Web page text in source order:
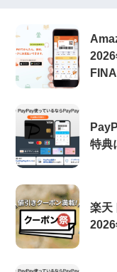
特典
楽天